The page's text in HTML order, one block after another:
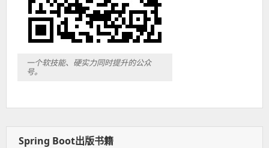
一个软技能、硬实力同时提升的公众
号。
Spring Boot出版书籍